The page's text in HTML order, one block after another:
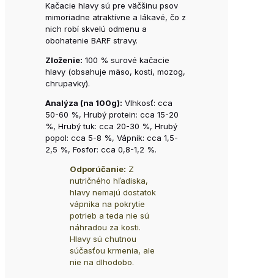
Kačacie hlavy sú pre väčšinu psov
mimoriadne atraktívne a lákavé, čo z
nich robí skvelú odmenu a
obohatenie BARF stravy.
Zloženie: 100 % surové kačacie
hlavy (obsahuje mäso, kosti, mozog,
chrupavky).
Analýza (na 100g): Vlhkosť: cca
50-60 %, Hrubý protein: cca 15-20
%, Hrubý tuk: cca 20-30 %, Hrubý
popol: cca 5-8 %, Vápnik: cca 1,5-
2,5 %, Fosfor: cca 0,8-1,2 %.
Odporúčanie: Z
nutričného hľadiska,
hlavy nemajú dostatok
vápnika na pokrytie
potrieb a teda nie sú
náhradou za kosti.
Hlavy sú chutnou
súčasťou krmenia, ale
nie na dlhodobo.